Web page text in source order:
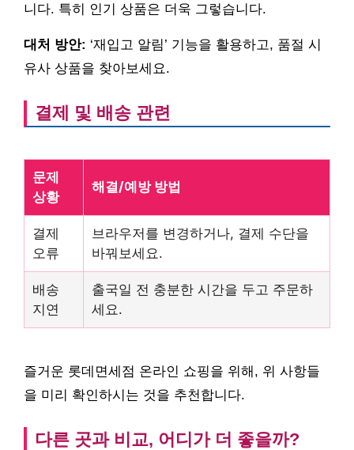
니다. 특히 인기 상품은 더욱 그렇습니다.
대처 방안: ‘재입고 알림’ 기능을 활용하고, 품절 시
유사 상품을 찾아보세요.
결제 및 배송 관련
문제
상황
해결/예방 방법
결제
오류
브라우저를 변경하거나, 결제 수단을
바꿔보세요.
배송
지연
출국일 전 충분한 시간을 두고 주문하
세요.
즐거운 롯데면세점 온라인 쇼핑을 위해, 위 사항들
을 미리 확인하시는 것을 추천합니다.
다른 곳과 비교, 어디가 더 좋을까?